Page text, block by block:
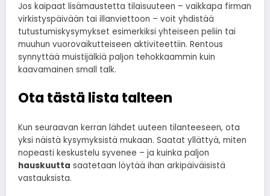
Jos kaipaat lisämaustetta tilaisuuteen – vaikkapa firman
virkistyspäivään tai illanviettoon – voit yhdistää
tutustumiskysymykset esimerkiksi yhteiseen peliin tai
muuhun vuorovaikutteiseen aktiviteettiin. Rentous
synnyttää muistijälkiä paljon tehokkaammin kuin
kaavamainen small talk.
Ota tästä lista talteen
Kun seuraavan kerran lähdet uuteen tilanteeseen, ota
yksi näistä kysymyksistä mukaan. Saatat yllättyä, miten
nopeasti keskustelu syvenee – ja kuinka paljon
hauskuutta saatetaan löytää ihan arkipäiväisistä
vastauksista.